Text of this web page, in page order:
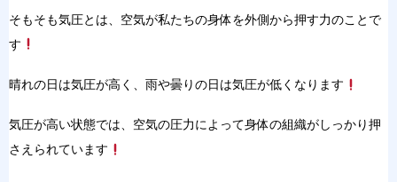
そもそも気圧とは、 空気が私たちの身体を外側から押す力のことで
す
晴れの日は気圧が高く、雨や曇りの日は気圧が低くなります
気圧が高い状態では、空気の圧力によって身体の組織がしっかり押
さえられています